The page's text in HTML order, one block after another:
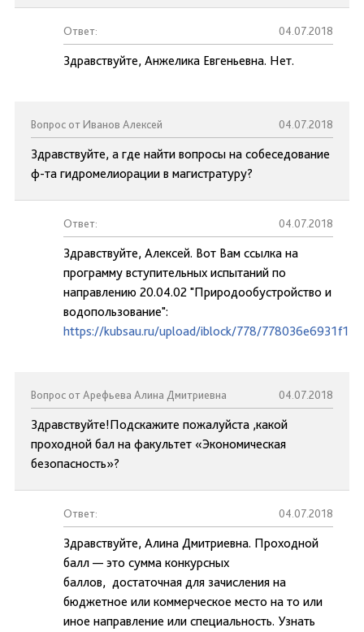
Ответ: 04.07.2018
Здравствуйте, Анжелика Евгеньевна. Нет.
Вопрос от Иванов Алексей 04.07.2018
Здравствуйте, а где найти вопросы на собеседование
ф-та гидромелиорации в магистратуру?
Ответ: 04.07.2018
Здравствуйте, Алексей. Вот Вам ссылка на
программу вступительных испытаний по
направлению 20.04.02 "Природообустройство и
водопользование":
https://kubsau.ru/upload/iblock/778/
Вопрос от Арефьева Алина Дмитриевна 04.07.2018
Здравствуйте!Подскажите пожалуйста ,какой
проходной бал на факультет «Экономическая
безопасность»?
Ответ: 04.07.2018
Здравствуйте, Алина Дмитриевна. Проходной
балл — это сумма конкурсных
баллов, достаточная для зачисления на
бюджетное или коммерческое место на то или
иное направление или специальность. Узнать